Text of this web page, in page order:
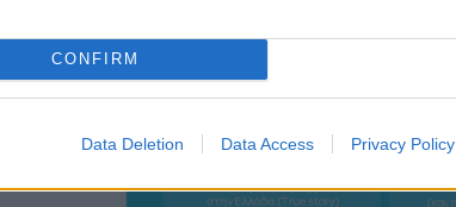
CONFIRM
Data Deletion Data Access Privacy Policy